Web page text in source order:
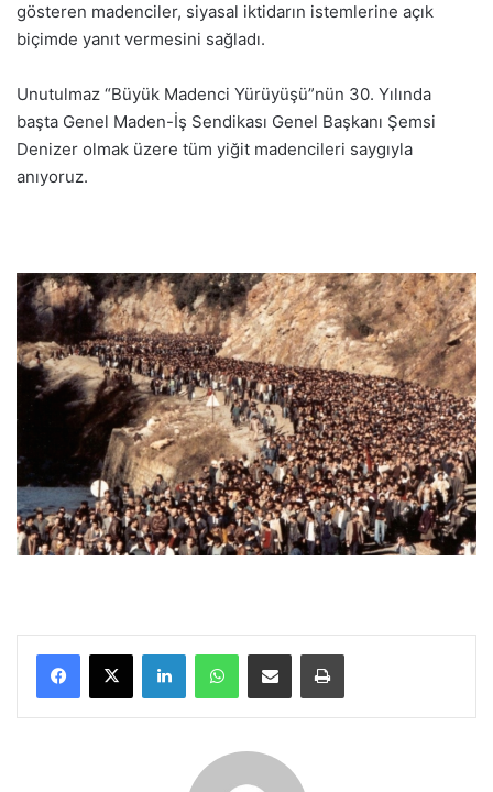
gösteren madenciler, siyasal iktidarın istemlerine açık
biçimde yanıt vermesini sağladı.
Unutulmaz “Büyük Madenci Yürüyüşü”nün 30. Yılında
başta Genel Maden-İş Sendikası Genel Başkanı Şemsi
Denizer olmak üzere tüm yiğit madencileri saygıyla
anıyoruz.